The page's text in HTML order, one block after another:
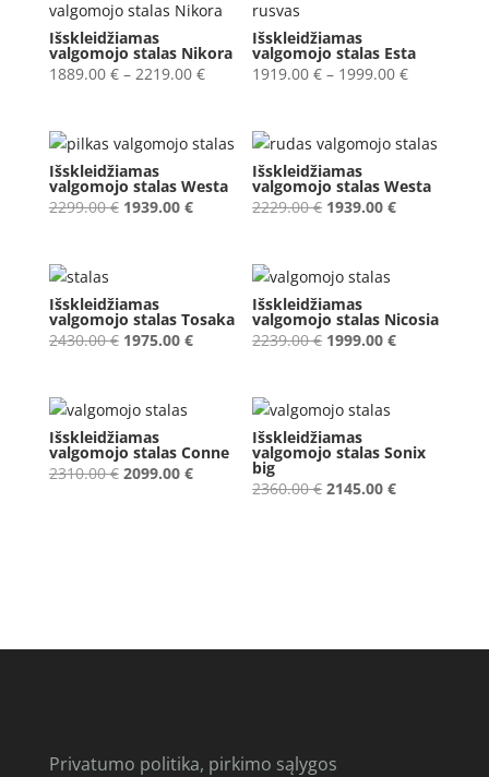
Išskleidžiamas
valgomojo stalas Nikora
1889.00 € – 2219.00 €Price
through
2219.00 €
Išskleidžiamas
valgomojo stalas Esta
1919.00€ – 1999.00€Price
through
Išskleidžiamas
valgomojo stalas Westa
2299.00€ Original
1939.00 €Current
1939.00 €.
Išskleidžiamas
valgomojo stalas Westa
2229.00€ Original
2229.00 €.
1939.00€Current
Išskleidžiamas
valgomojo stalas Tosaka
2430.00€ Original
2430.00 €.
1975.00 €Current
1975.00 €.
Išskleidžiamas
valgomojo stalas Nicosia
2239.00€ Original
2239.00 €.
1999.00€Current
Išskleidžiamas
valgomojo stalas Conne
2310.00€ Original
2099.00 €Current
Išskleidžiamas
valgomojo stalas Sonix
big
2360.00€ Original
2145.00€Current
Privatumo politika, pirkimo sąlygos